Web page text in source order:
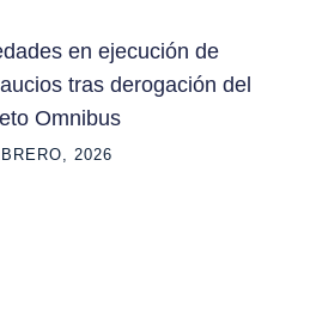
en ejecución de
tras derogación del
Omnibus
2026